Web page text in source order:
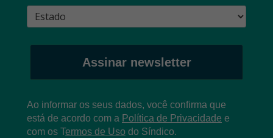
Assinar newsletter
Ao informar os seus dados, você confirma que
está de acordo com a Política de Privacidade e
com os Termos de Uso do Síndico.